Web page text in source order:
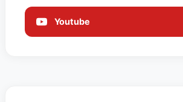
Youtube